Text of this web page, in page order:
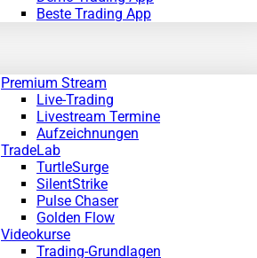
Beste Trading App
Premium Stream
Live-Trading
Livestream Termine
Aufzeichnungen
TradeLab
TurtleSurge
SilentStrike
Pulse Chaser
Golden Flow
Videokurse
Trading-Grundlagen